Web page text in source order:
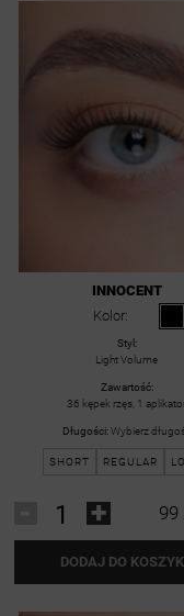
INNOCENT
Kolor:
Styl:
Light Volume
Zawartość:
36 kępek rzęs, 1
Długości:Wybierz
SHORT REGULAR
99
+
DODAJ DO